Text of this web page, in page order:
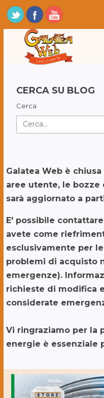
CERCA SU BLOG
Cerca
Galatea Web è
aree utente, le bozze
sarà aggiornato a
E' possibile
avete come
esclusivamente per
problemi di acquisto
emergenze).
richieste di modifica
considerate
Vi ringraziamo per la
energie è essenziale